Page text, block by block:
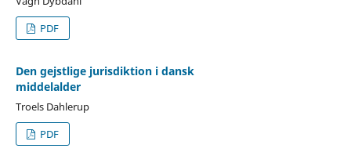
PDF
Den gejstlige jurisdiktion i dansk
middelalder
Troels Dahlerup
PDF